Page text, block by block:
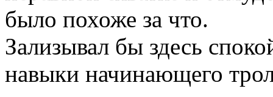
было похоже за что.
Зализывал бы здесь
навыки начинающего